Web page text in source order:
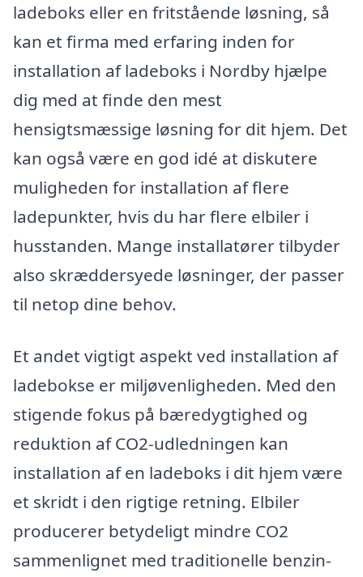
ladeboks eller en fritstående løsning, så
kan et firma med erfaring inden for
installation af ladeboks i Nordby hjælpe
dig med at finde den mest
hensigtsmæssige løsning for dit hjem. Det
kan også være en god idé at diskutere
muligheden for installation af flere
ladepunkter, hvis du har flere elbiler i
husstanden. Mange installatører tilbyder
also skræddersyede løsninger, der passer
til netop dine behov.
Et andet vigtigt aspekt ved installation af
ladebokse er miljøvenligheden. Med den
stigende fokus på bæredygtighed og
reduktion af CO2-udledningen kan
installation af en ladeboks i dit hjem være
et skridt i den rigtige retning. Elbiler
producerer betydeligt mindre CO2
sammenlignet med traditionelle benzin-